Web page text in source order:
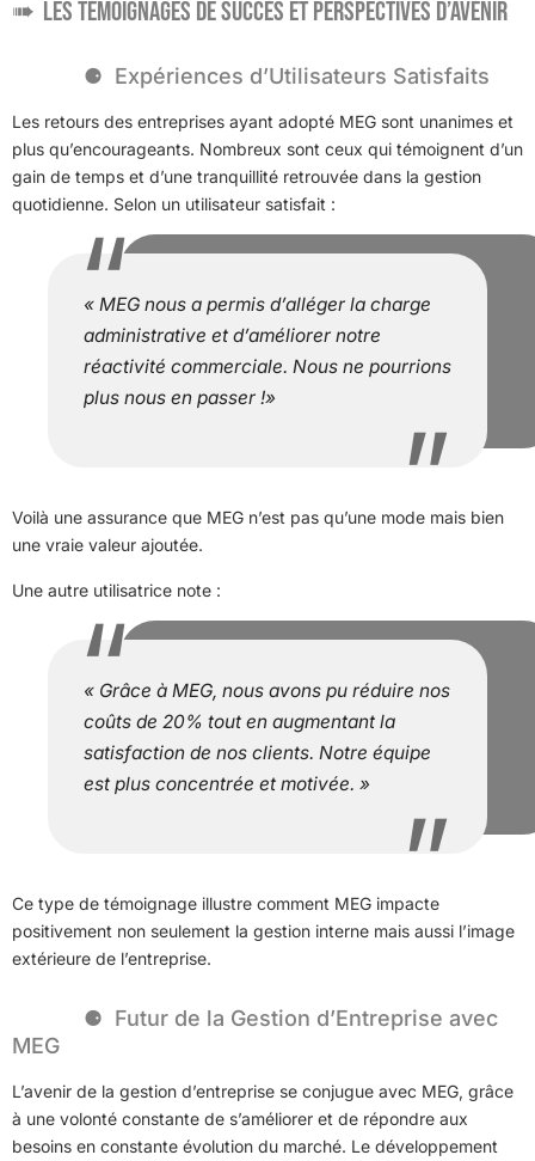
Les Témoignages de Succès et Perspectives d’Avenir
Expériences d’Utilisateurs Satisfaits
Les retours des entreprises ayant adopté MEG sont unanimes et
plus qu’encourageants. Nombreux sont ceux qui témoignent d’un
gain de temps et d’une tranquillité retrouvée dans la gestion
quotidienne. Selon un utilisateur satisfait :
« MEG nous a permis d’alléger la charge
administrative et d’améliorer notre
réactivité commerciale. Nous ne pourrions
plus nous en passer !»
Voilà une assurance que MEG n’est pas qu’une mode mais bien
une vraie valeur ajoutée.
Une autre utilisatrice note :
« Grâce à MEG, nous avons pu réduire nos
coûts de 20% tout en augmentant la
satisfaction de nos clients. Notre équipe
est plus concentrée et motivée. »
Ce type de témoignage illustre comment MEG impacte
positivement non seulement la gestion interne mais aussi l’image
extérieure de l’entreprise.
Futur de la Gestion d’Entreprise avec
MEG
L’avenir de la gestion d’entreprise se conjugue avec MEG, grâce
à une volonté constante de s’améliorer et de répondre aux
besoins en constante évolution du marché. Le développement